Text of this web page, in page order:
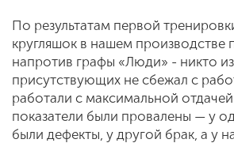
По результатам первой
кругляшок в нашем производстве
напротив графы «Люди» - никто из
присутствующих не сбежал с
работали с максимальной
показатели были провалены — у
были дефекты, у другой брак, а у